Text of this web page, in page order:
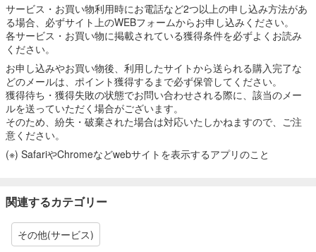
サービス・お買い物利用時にお電話など2つ以上の申し込み方法があ
る場合、必ずサイト上のWEBフォームからお申し込みください。
各サービス・お買い物に掲載されている獲得条件を必ずよくお読み
ください。
お申し込みやお買い物後、利用したサイトから送られる購入完了な
どのメールは、ポイント獲得するまで必ず保管してください。
獲得待ち・獲得失敗の状態でお問い合わせされる際に、該当のメー
ルを送っていただく場合がございます。
そのため、紛失・破棄された場合は対応いたしかねますので、ご注
意ください。
(※) SafariやChromeなどwebサイトを表示するアプリのこと
関連するカテゴリー
その他(サービス)